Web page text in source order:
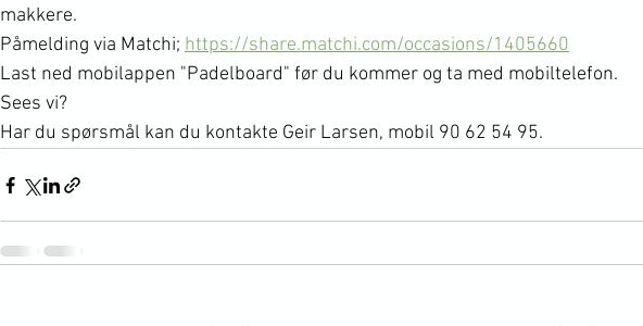
makkere.
Påmelding via Matchi; https://share.matchi.com/occasions/1405660
Last ned mobilappen "Padelboard" før du kommer og ta med mobiltelefon.
Sees vi?
Har du spørsmål kan du kontakte Geir Larsen, mobil 90 62 54 95.